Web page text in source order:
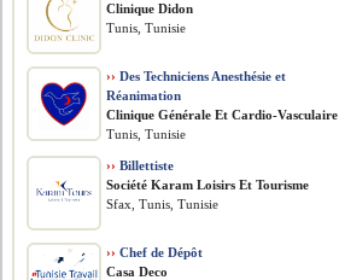
Clinique Didon
Tunis, Tunisie
›› Des Techniciens Anesthésie et
Réanimation
Clinique Générale Et Cardio-Vasculaire
Tunis, Tunisie
›› Billettiste
Société Karam Loisirs Et Tourisme
Sfax, Tunis, Tunisie
›› Chef de Dépôt
Casa Deco